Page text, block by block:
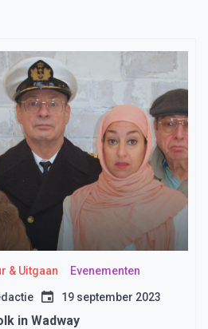
& Uitgaan Evenementen
19 september 2023
in Wadway